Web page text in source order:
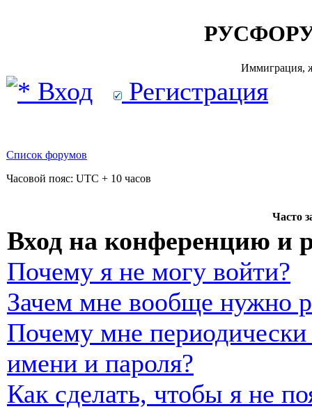
Иммиграция,
Вход Регистрация
Список форумов
Часовой пояс: UTC + 10 часов
Часто
Вход на конференцию и
Почему я не могу войти?
Зачем мне вообще нужно
Почему мне периодически
имени и пароля?
Как сделать, чтобы я не